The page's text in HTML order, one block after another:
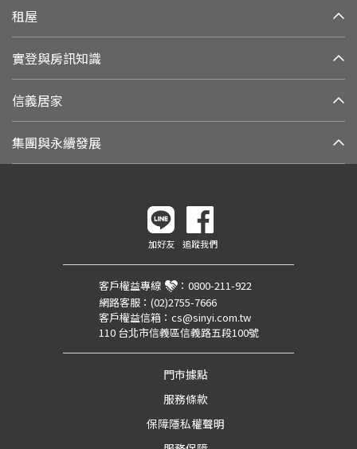
租屋
實登與房訊知識
信義居家
集團與永續發展
加好友 追蹤我們
客戶權益專線 ： 0800-211-922
網路客服： (02)2755-7666
客戶權益信箱： cs@sinyi.com.tw
110 台北市信義區信義路五段100號
門市據點
服務條款
保障隱私權聲明